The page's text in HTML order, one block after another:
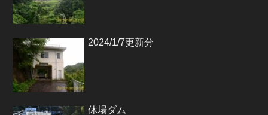
2024/1/7更新分
休場ダム